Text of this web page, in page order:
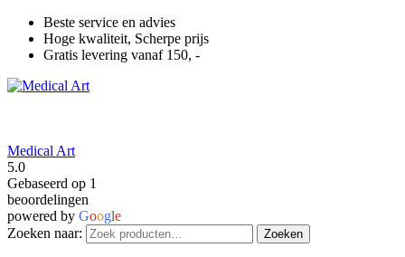
Beste service en advies
Hoge kwaliteit, Scherpe prijs
Gratis levering vanaf 150, -
Medical Art
5.0
Gebaseerd op 1
beoordelingen
powered by Google
Zoeken naar:
Zoeken